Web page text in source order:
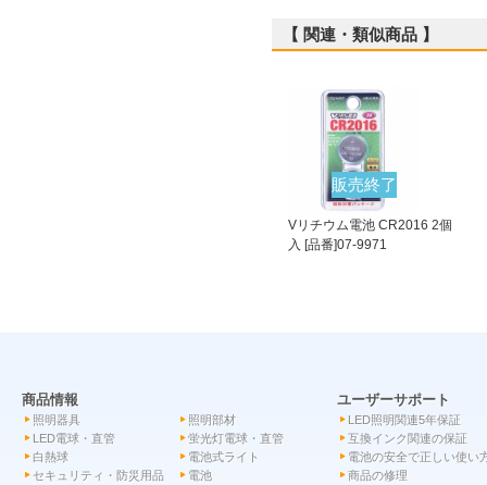
【 関連・類似商品 】
販売終了
Vリチウム電池 CR2016 2個
入 [品番]07-9971
商品情報
照明器具
照明部材
LED電球・直管
蛍光灯電球・直管
白熱球
電池式ライト
セキュリティ・防災用品
電池
ユーザーサポート
LED照明関連5年保証
互換インク関連の保証
電池の安全で正しい使い
商品の修理